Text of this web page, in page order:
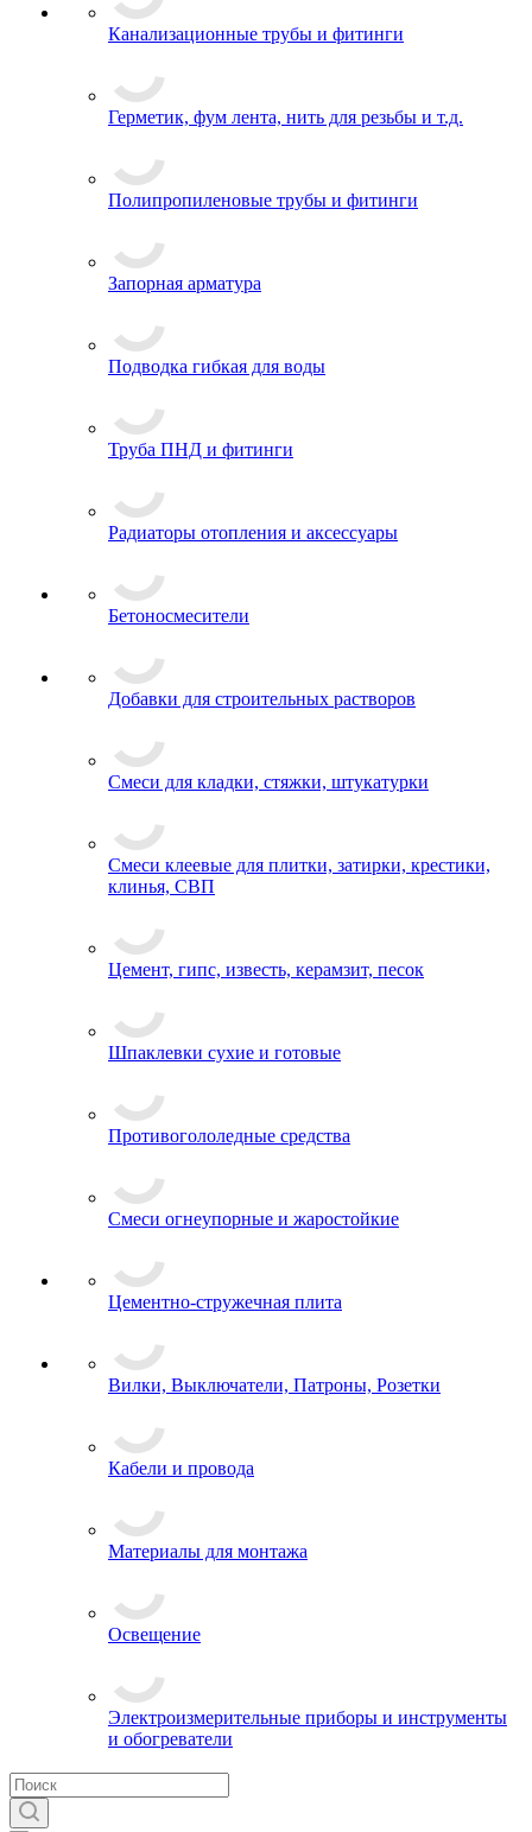
Канализационные трубы и фитинги
Герметик, фум лента, нить для резьбы и т.д.
Полипропиленовые трубы и фитинги
Запорная арматура
Подводка гибкая для воды
Труба ПНД и фитинги
Радиаторы отопления и аксессуары
Бетоносмесители
Добавки для строительных растворов
Смеси для кладки, стяжки, штукатурки
Смеси клеевые для плитки, затирки, крестики,
клинья, СВП
Цемент, гипс, известь, керамзит, песок
Шпаклевки сухие и готовые
Противогололедные средства
Смеси огнеупорные и жаростойкие
Цементно-стружечная плита
Вилки, Выключатели, Патроны, Розетки
Кабели и провода
Материалы для монтажа
Освещение
Электроизмерительные приборы и инструменты
и обогреватели